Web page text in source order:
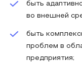
быть
во внешней
быть
проблем в
предприятия;